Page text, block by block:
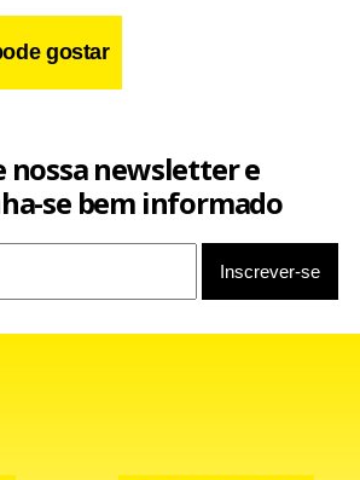
gostar
nossa newsletter e
se bem informado